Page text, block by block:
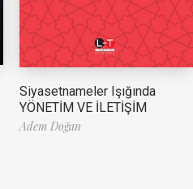
Siyasetnameler Işığında
YÖNETİM VE İLETİŞİM
Adem Doğan